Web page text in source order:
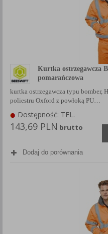
Kurtka ostrzegawcza
pomarańczowa
kurtka ostrzegawcza typu bomber,
poliestru Oxford z powłoką PU…
Dostępność: TEL.
143,69 PLN brutto
Dodaj do porównania